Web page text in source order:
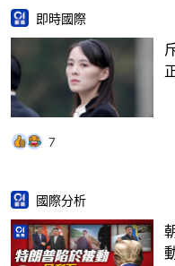
即時國際
7
國際分析